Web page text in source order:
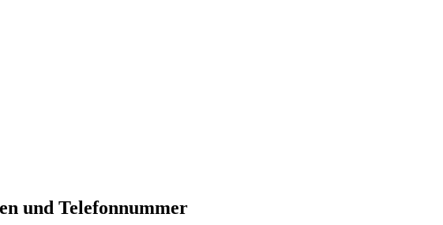
und Telefonnummer